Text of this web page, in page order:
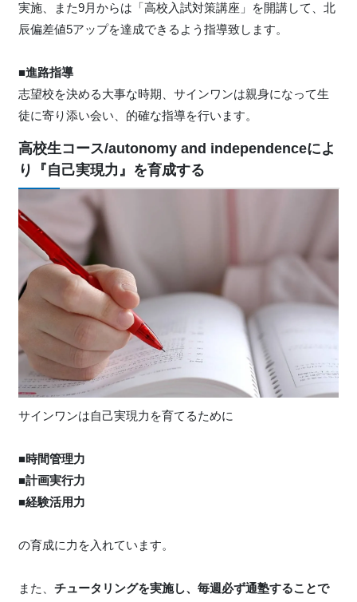
実施、また9月からは「高校入試対策講座」を開講して、北
辰偏差値5アップを達成できるよう指導致します。
■進路指導
志望校を決める大事な時期、サインワンは親身になって生
徒に寄り添い会い、的確な指導を行います。
高校生コース/autonomy and independenceによ
り『自己実現力』を育成する
サインワンは自己実現力を育てるために
■時間管理力
■計画実行力
■経験活用力
の育成に力を入れています。
また、 チュータリングを実施し、毎週必ず通塾することで